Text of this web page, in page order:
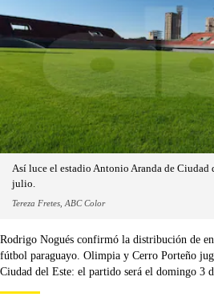
Así luce el estadio Antonio Aranda de Ciudad
julio.
Tereza Fretes, ABC Color
Rodrigo Nogués confirmó la distribución de
fútbol paraguayo. Olimpia y Cerro Porteño
Ciudad del Este: el partido será el domingo 3